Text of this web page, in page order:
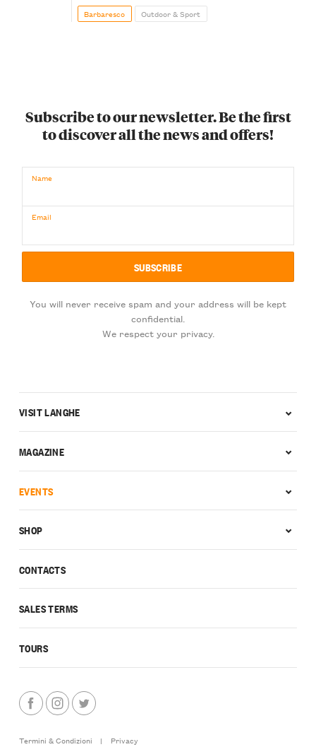
Barbaresco Outdoor & Sport
Subscribe to our newsletter. Be the first
to discover all the news and offers!
Name
Email
You will never receive spam and your address will be kept
confidential.
We respect your privacy.
CONTACTS
SALES TERMS
TOURS
VISIT LANGHE
MAGAZINE
EVENTS
SHOP
Termini & Condizioni | Privacy